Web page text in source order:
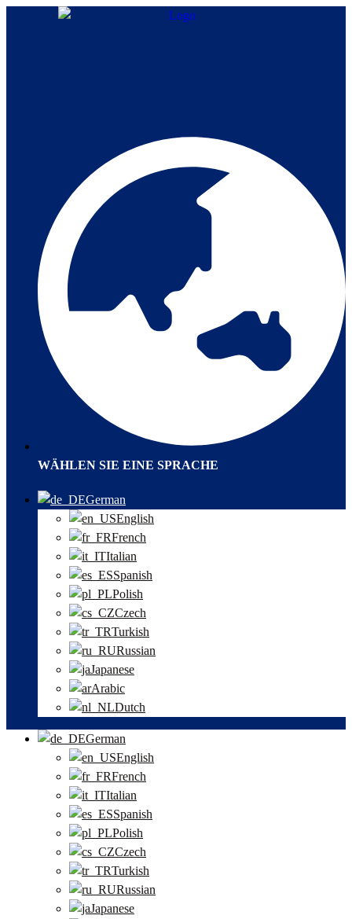
WÄHLEN SIE EINE SPRACHE
German
English
French
Italian
Spanish
Polish
Czech
Turkish
Russian
Japanese
Arabic
Dutch
German
English
French
Italian
Spanish
Polish
Czech
Turkish
Russian
Japanese